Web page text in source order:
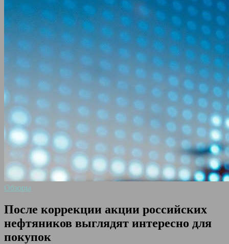
Обзоры
После коррекции акции российских
нефтяников выглядят интересно для
покупок